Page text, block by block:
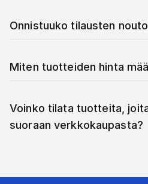
Onnistuuko tilausten
Miten tuotteiden hinta
Voinko tilata tuotteita,
suoraan verkkokaupasta?